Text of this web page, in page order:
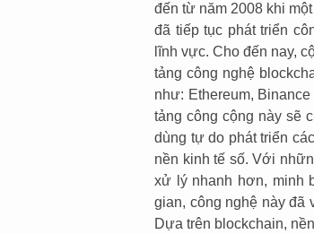
đến từ năm 2008 khi
đã tiếp tục phát triển
lĩnh vực. Cho đến nay,
tảng công nghệ
như: Ethereum,
tảng công cộng này sẽ
dùng tự do phát triển
nền kinh tế số. Với
xử lý nhanh hơn, minh
gian, công nghệ này đã
Dựa trên blockchain,